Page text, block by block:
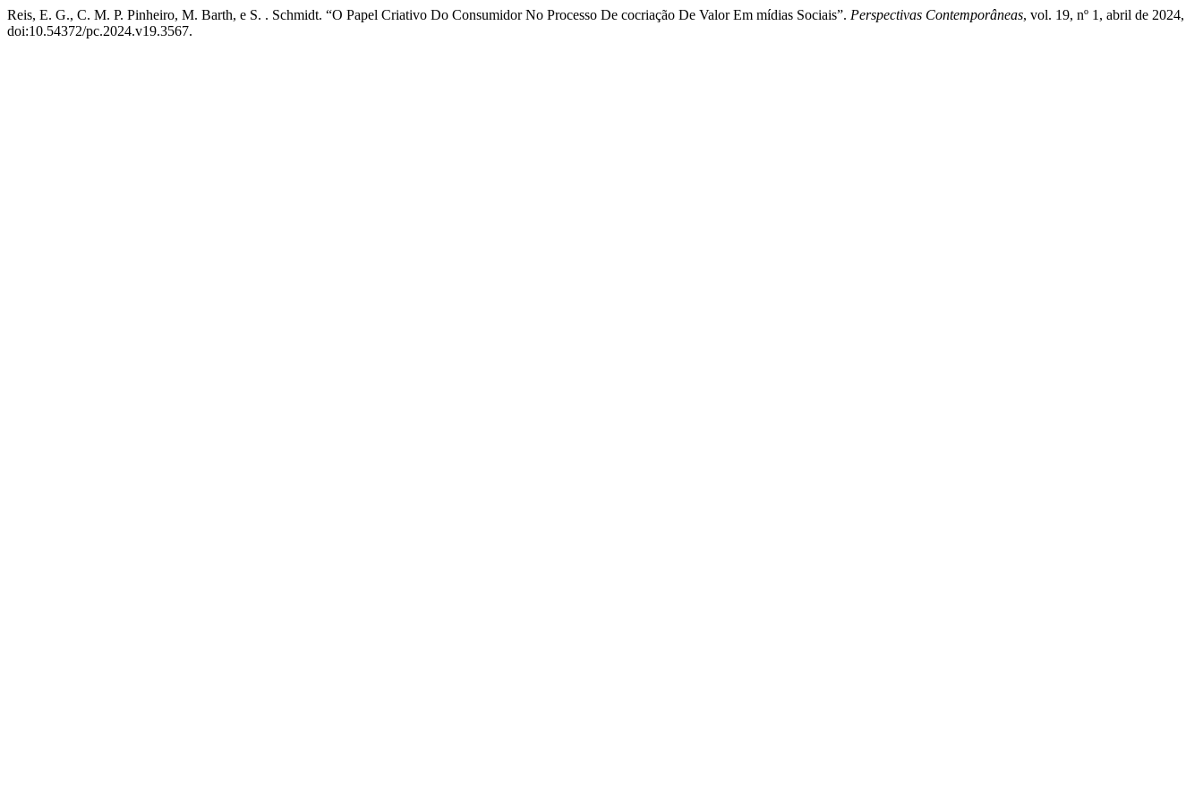
Reis, E. G., C. M. P. Pinheiro, M. Barth, e S. . Schmidt. “O Papel Criativo Do Consumidor No Processo De cocriação De Valor Em mídias Sociais”. Perspectivas Contemporâneas, vol. 19, nº 1, abril de 2024,
doi:10.54372/pc.2024.v19.3567.